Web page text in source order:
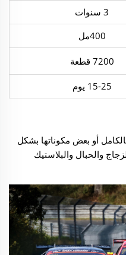
3 سنوات
400مل
7200 قطعة
15-25 يوم
أو بعض مكوناتها بشكل
والحبال والبلاستيك